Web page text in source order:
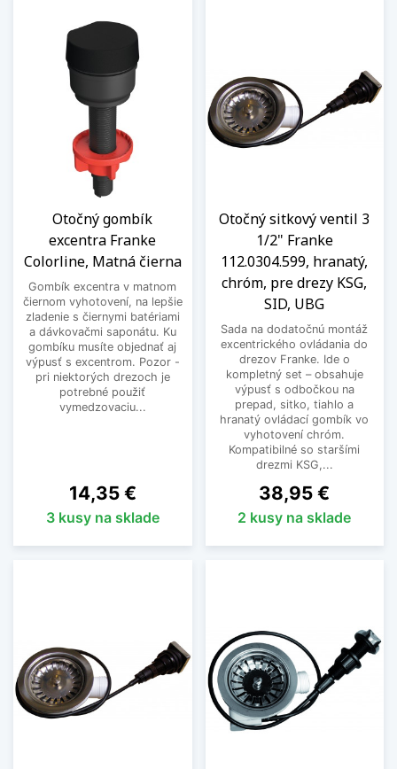
Otočný gombík
excentra Franke
Colorline, Matná čierna
Gombík excentra v matnom
čiernom vyhotovení, na lepšie
zladenie s čiernymi batériami
a dávkovačmi saponátu. Ku
gombíku musíte objednať aj
výpusť s excentrom. Pozor -
pri niektorých drezoch je
potrebné použiť
vymedzovaciu...
Cena
14,35 €
3 kusy na sklade
Otočný sitkový ventil 3
1/2" Franke
112.0304.599, hranatý,
chróm, pre drezy KSG,
SID, UBG
Sada na dodatočnú montáž
excentrického ovládania do
drezov Franke. Ide o
kompletný set – obsahuje
výpusť s odbočkou na
prepad, sitko, tiahlo a
hranatý ovládací gombík vo
vyhotovení chróm.
Kompatibilné so staršími
drezmi KSG,...
Cena
38,95 €
2 kusy na sklade